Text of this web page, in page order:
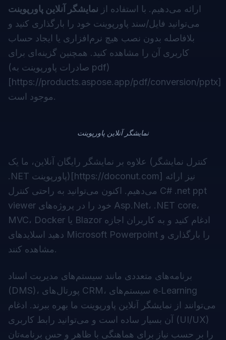
ارائه می‌دهیم. با استفاده از نمایشگر آنلاین پاورپوینت
می‌توانید فایل/سند پاورپوینت خود را بارگذاری کنید و
بلافاصله بدون نصب هیچ نرم‌افزاری یا ایجاد حساب
کاربری آن را مشاهده کنید. همچنین گزینه‌ای برای
(صادرات پاورپوینت به pdf)
[https://products.aspose.app/pdf/conversion/pptx]
موجود است.
نمایشگر آنلاین پاورپوینت
علاوه بر نمایشگر رایگان آنلاین، ما یک (کنترل نمایشگر
.NET پاورپوینت)[https://doconut.com] نیز ارائه
می‌دهیم. اکنون می‌توانید به راحتی کنترل C# .net ppt
viewer خود را در پروژه‌های Asp.Net، .NET core،
MVC، Docker یا Blazor ادغام کنید و به کاربران اجازه
دهید اسلایدهای Microsoft Powerpoint را بارگذاری و
مشاهده کنند.
برنامه‌های متعددی مانند سیستم‌های مدیریت اسناد
(DMS)، پورتال‌های CRM، سیستم‌های e‑Learning
می‌توانند از نمایشگر آنلاین پاورپوینت ما بهره ببرند. ادغام
آن بسیار ساده است و می‌توانید رابط کاربری (UI/UX)
را بر حسب نیاز برای هماهنگی با ظاهر و حس برنامه‌تان